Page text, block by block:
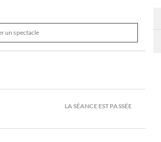
LA SÉANCE EST PASSÉE